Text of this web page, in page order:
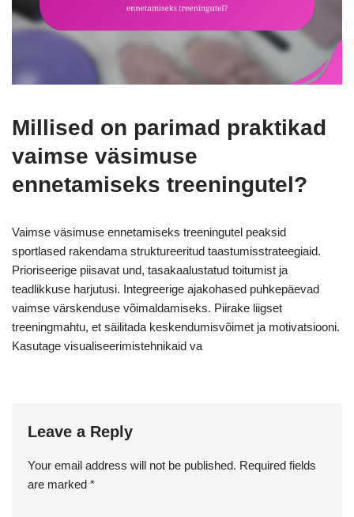
Millised on parimad praktikad
vaimse väsimuse
ennetamiseks treeningutel?
Vaimse väsimuse ennetamiseks treeningutel peaksid
sportlased rakendama struktureeritud taastumisstrateegiaid.
Prioriseerige piisavat und, tasakaalustatud toitumist ja
teadlikkuse harjutusi. Integreerige ajakohased puhkepäevad
vaimse värskenduse võimaldamiseks. Piirake liigset
treeningmahtu, et säilitada keskendumisvõimet ja motivatsiooni.
Kasutage visualiseerimistehnikaid va
Leave a Reply
Your email address will not be published. Required fields
are marked *